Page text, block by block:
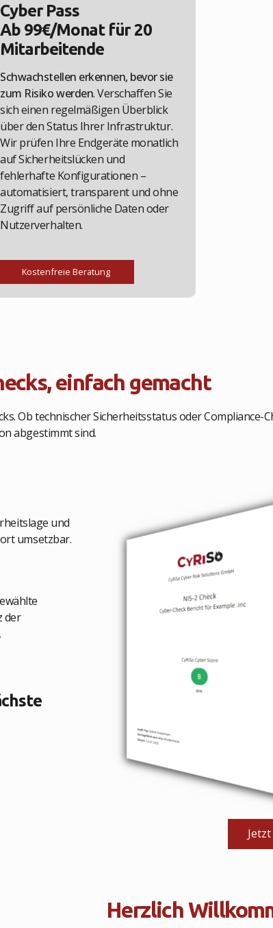
Cyber Pass
Ab 99€/Monat für 20
Mitarbeitende
Schwachstellen erkennen, bevor sie
zum Risiko werden. Verschaffen Sie
sich einen regelmäßigen Überblick
über den Status Ihrer Infrastruktur.
Wir prüfen Ihre Endgeräte monatlich
auf Sicherheitslücken und
fehlerhafte Konfigurationen –
automatisiert, transparent und ohne
Zugriff auf persönliche Daten oder
Nutzerverhalten.
Kostenfreie Beratung
einfach gemacht
Ob technischer Sicherheitsstatus oder
abgestimmt sind.
und
umsetzbar.
der
Herzlich